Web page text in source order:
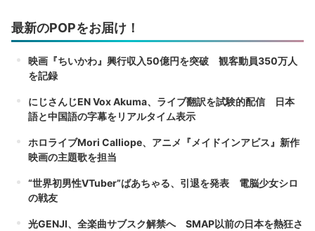
最新のPOPをお届け！
映画『ちいかわ』興行収入50億円を突破 観客動員350万人
を記録
にじさんじEN Vox Akuma、ライブ翻訳を試験的配信 日本
語と中国語の字幕をリアルタイム表示
ホロライブMori Calliope、アニメ『メイドインアビス』新作
映画の主題歌を担当
“世界初男性VTuber”ばあちゃる、引退を発表 電脳少女シロ
の戦友
光GENJI、全楽曲サブスク解禁へ SMAP以前の日本を熱狂さ